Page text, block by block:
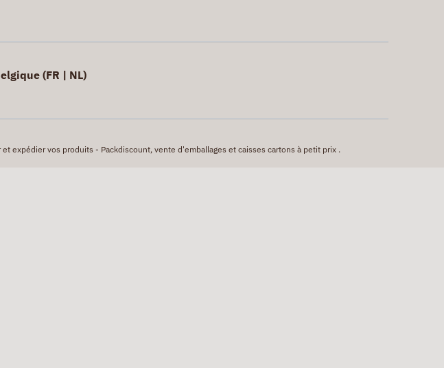
(FR | NL)
expédier vos produits - Packdiscount, vente d'emballages et caisses cartons à petit prix .